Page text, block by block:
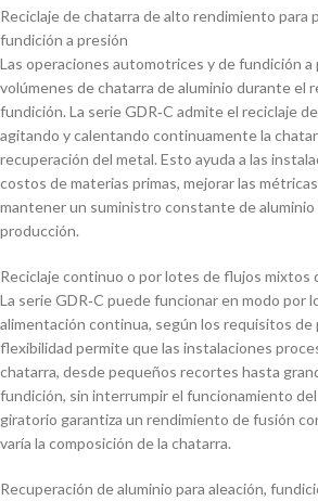
Reciclaje de chatarra de alto rendimiento para
fundición a presión
Las operaciones automotrices y de fundición
volúmenes de chatarra de aluminio durante el
fundición. La serie GDR‑C admite el reciclaje
agitando y calentando continuamente la
recuperación del metal. Esto ayuda a las
costos de materias primas, mejorar las
mantener un suministro constante de aluminio
producción.
Reciclaje continuo o por lotes de flujos mixtos
La serie GDR‑C puede funcionar en modo por
alimentación continua, según los requisitos de
flexibilidad permite que las instalaciones
chatarra, desde pequeños recortes hasta
fundición, sin interrumpir el funcionamiento
giratorio garantiza un rendimiento de fusión
varía la composición de la chatarra.
Recuperación de aluminio para aleación,